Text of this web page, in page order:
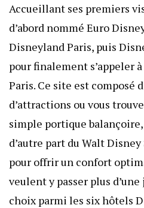
Accueillant ses premiers
d’abord nommé Euro
Disneyland Paris, puis
pour finalement s’appeler
Paris. Ce site est composé
d’attractions ou vous
simple portique balançoire
d’autre part du Walt
pour offrir un confort
veulent y passer plus
choix parmi les six hôtels